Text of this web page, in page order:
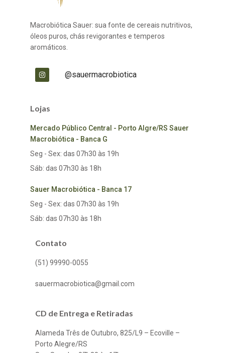
Macrobiótica Sauer: sua fonte de cereais nutritivos,
óleos puros, chás revigorantes e temperos
aromáticos.
@sauermacrobiotica
Lojas
Mercado Público Central - Porto Algre/RS Sauer
Macrobiótica - Banca G
Seg - Sex: das 07h30 às 19h
Sáb: das 07h30 às 18h
Sauer Macrobiótica - Banca 17
Seg - Sex: das 07h30 às 19h
Sáb: das 07h30 às 18h
Contato
(51) 99990-0055
sauermacrobiotica@gmail.com
CD de Entrega e Retiradas
Alameda Três de Outubro, 825/L9 – Ecoville –
Porto Alegre/RS